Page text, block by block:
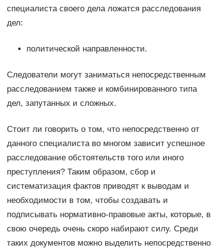
специалиста своего дела ложатся расследования
дел:
политической направленности.
Следователи могут заниматься непосредственным
расследованием также и комбинированного типа
дел, запутанных и сложных.
Стоит ли говорить о том, что непосредственно от
данного специалиста во многом зависит успешное
расследование обстоятельств того или иного
преступления? Таким образом, сбор и
систематизация фактов приводят к выводам и
необходимости в том, чтобы создавать и
подписывать нормативно-правовые акты, которые, в
свою очередь очень скоро набирают силу. Среди
таких документов можно выделить непосредственно